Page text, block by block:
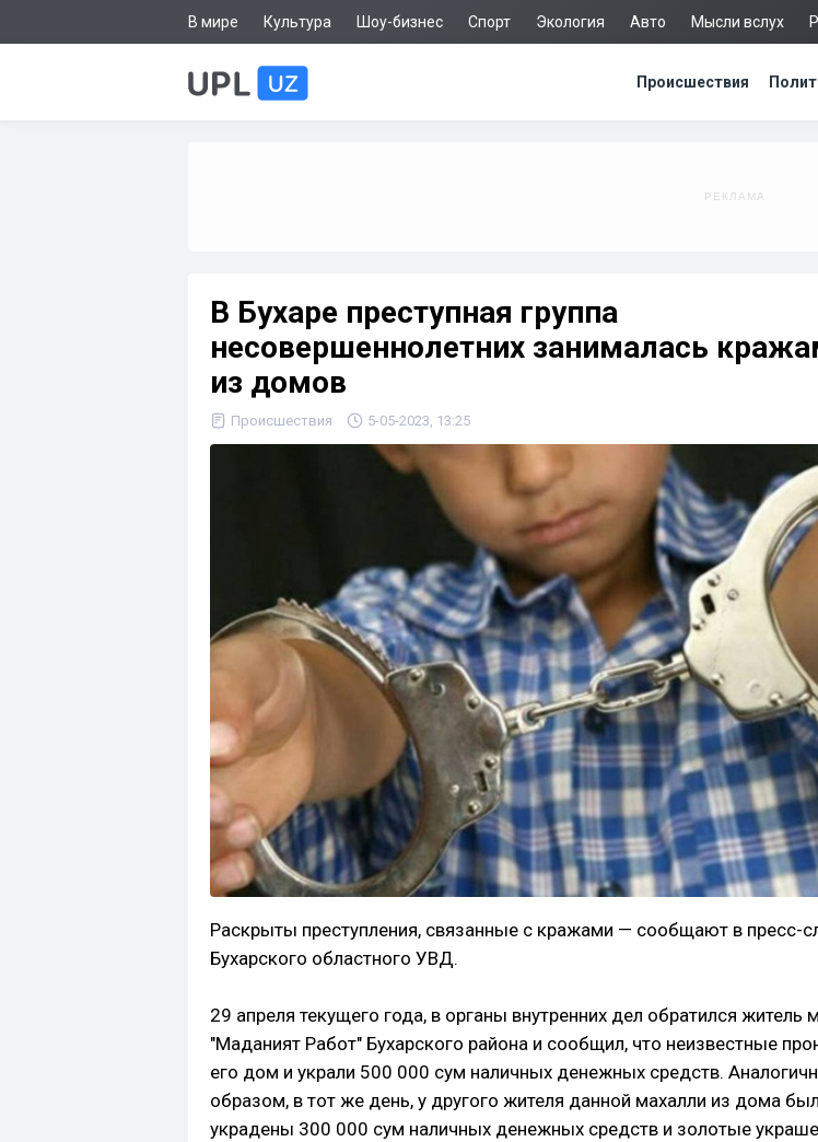
В мире Культура Шоу-бизнес Спорт Экология Авто Мысли вслух
Происшествия
В Бухаре преступная группа
несовершеннолетних занималась
из домов
Происшествия 5-05-2023, 13:25
Раскрыты преступления, связанные с кражами — сообщают в пресс-
Бухарского областного УВД.
29 апреля текущего года, в органы внутренних дел обратился житель
"Маданият Работ" Бухарского района и сообщил, что неизвестные
его дом и украли 500 000 сум наличных денежных средств.
образом, в тот же день, у другого жителя данной махалли из дома
украдены 300 000 сум наличных денежных средств и золотые